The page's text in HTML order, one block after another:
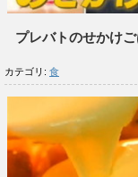
プレバトのせかけ
カテゴリ: 食